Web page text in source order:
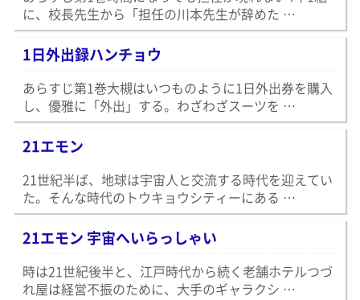
に、校長先生から「担任の川本先生が辞めた …
1日外出録ハンチョウ
あらすじ第1巻大槻はいつものように1日外出券を購入
し、優雅に「外出」する。わざわざスーツを …
21エモン
21世紀半ば、地球は宇宙人と交流する時代を迎えてい
た。そんな時代のトウキョウシティーにある …
21エモン 宇宙へいらっしゃい
時は21世紀後半と、江戸時代から続く老舗ホテルつづ
れ屋は経営不振のために、大手のギャラクシ …